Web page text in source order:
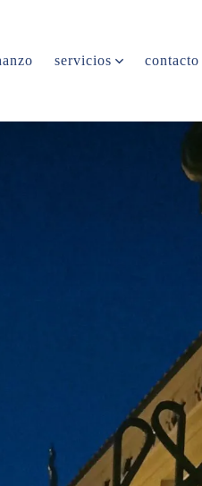
servicios contacto